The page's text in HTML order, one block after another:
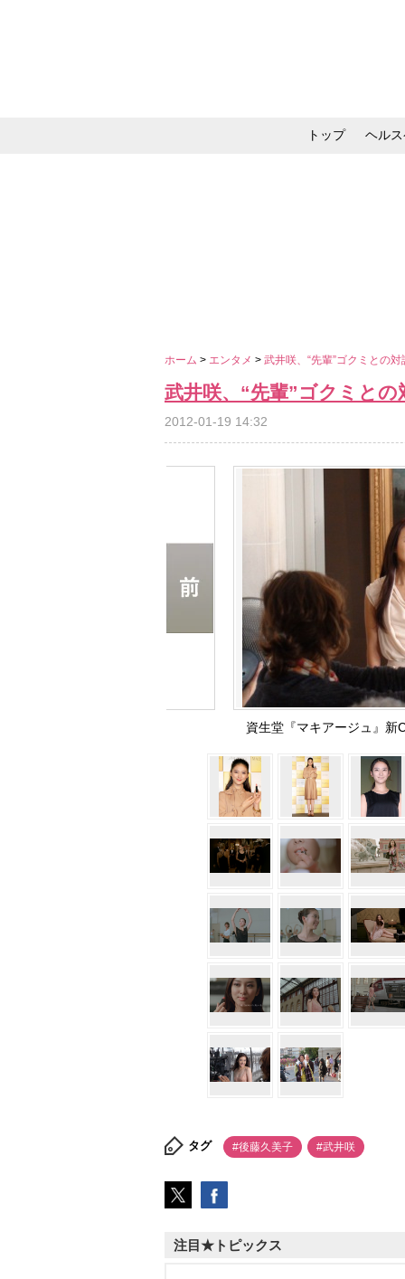
トップ ヘル
ホーム > エンタメ > 武井咲、“先輩”ゴクミとの
武井咲、“先輩”ゴクミと
2012-01-19 14:32
資生堂『マキアージュ』
タグ #後藤久美子 #武井咲
注目★トピックス